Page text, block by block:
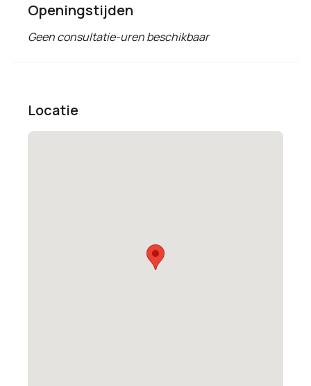
Openingstijden
Geen consultatie-uren beschikbaar
Locatie